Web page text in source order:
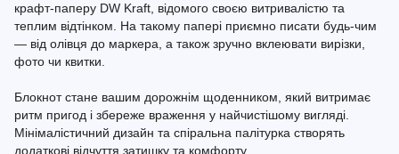
крафт-паперу DW Kraft, відомого своєю витривалістю та
теплим відтінком. На такому папері приємно писати будь-чим
— від олівця до маркера, а також зручно вклеювати вирізки,
фото чи квитки.
Блокнот стане вашим дорожнім щоденником, який витримає
ритм пригод і збереже враження у найчистішому вигляді.
Мінімалістичний дизайн та спіральна палітурка створять
додаткові відчуття затишку та комфорту.